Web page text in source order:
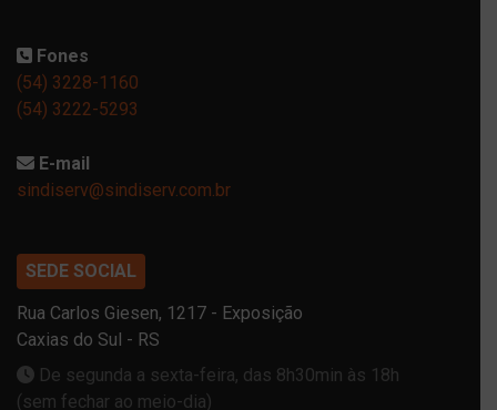
Fones
(54) 3228-1160
(54) 3222-5293
E-mail
sindiserv@sindiserv.com.br
SEDE SOCIAL
Rua Carlos Giesen, 1217 - Exposição
Caxias do Sul - RS
De segunda a sexta-feira, das 8h30min às 18h
(sem fechar ao meio-dia)